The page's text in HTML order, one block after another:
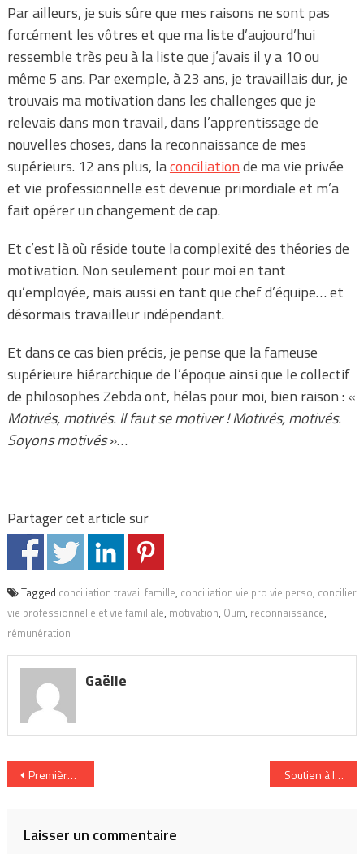
Par ailleurs, je suis sûre que mes raisons ne sont pas
forcément les vôtres et que ma liste d’aujourd’hui
ressemble très peu à la liste que j’avais il y a 10 ou
même 5 ans. Par exemple, à 23 ans, je travaillais dur, je
trouvais ma motivation dans les challenges que je
relevais dans mon travail, dans l’apprentissage de
nouvelles choses, dans la reconnaissance de mes
supérieurs. 12 ans plus, laconciliationde ma vie privée
et vie professionnelle est devenue primordiale et m’a
fait opérer un changement de cap.
Et c’est là où réside toute la complexité des théories de
motivation. Non seulement pour moi en tant
qu’employée, mais aussi en tant que chef d’équipe… et
désormais travailleur indépendant.
Et dans ce cas bien précis, je pense que la fameuse
supérieure hiérarchique de l’époque ainsi que le collectif
de philosophes Zebda ont, hélas pour moi, bien raison : «
Motivés, motivés. Il faut se motiver ! Motivés, motivés.
Soyons motivés»…
Partager cet article sur
Tagged conciliation travail famille, conciliation vie pro vie perso, concilier
vie professionnelle et vie familiale, motivation, Oum, reconnaissance,
rémunération
Gaëlle
Navigation
l’article
Premières impressions au Women’s Forum Soutien à la
Laisser un commentaire